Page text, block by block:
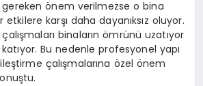
gereken önem verilmezse o bina
karşı daha dayanıksız oluyor.
binaların ömrünü uzatıyor
Bu nedenle profesyonel yapı
çalışmalarına özel önem